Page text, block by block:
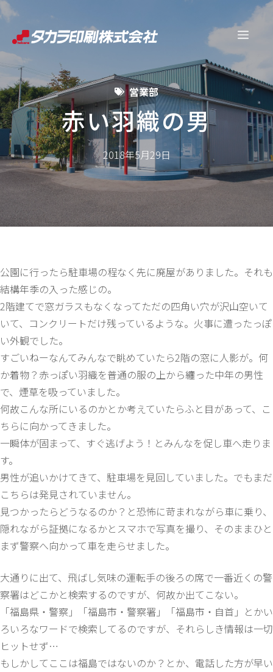
コ
ン
へ
ス
キ
プ
メ
ュ
ー
営業部
赤い羽織の男
2018年5月29日
公園に行ったら駐車場の程なく先に廃屋がありました。それも
結構年季の入った感じの。
2階建てで窓ガラスもなくなってただの四角い穴が沢山空いて
いて、コンクリートだけ残っているような。火事に遭ったっぽ
い外観でした。
すごいねーなんてみんなで眺めていたら2階の窓に人影が。何
か着物？赤っぽい羽織を普通の服の上から纏った中年の男性
で、煙草を吸っていました。
何故こんな所にいるのかとか考えていたらふと目があって、こ
ちらに向かってきました。
一瞬体が固まって、すぐ逃げよう！とみんなを促し車へ走りま
す。
男性が追いかけてきて、駐車場を見回していました。でもまだ
こちらは発見されていません。
見つかったらどうなるのか？と恐怖に苛まれながら車に乗り、
隠れながら証拠になるかとスマホで写真を撮り、そのままひと
まず警察へ向かって車を走らせました。
大通りに出て、飛ばし気味の運転手の後ろの席で一番近くの警
察署はどこかと検索するのですが、何故か出てこない。
「福島県・警察」「福島市・警察署」「福島市・自首」とかい
ろいろなワードで検索してるのですが、それらしき情報は一切
ヒットせず…
もしかしてここは福島ではないのか？とか、電話した方が早い